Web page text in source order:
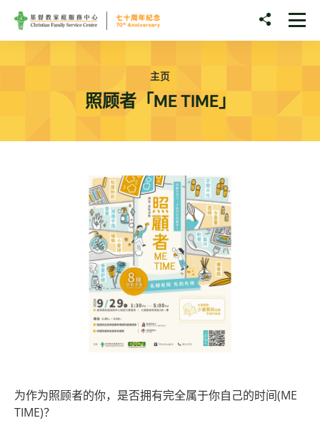
Skip to main content
分享至
打
主页
照顾者「ME TIME」
为作为照顾者的你，是否拥有完全属于你自己的时间(ME
TIME)？